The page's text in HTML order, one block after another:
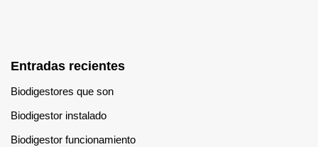
Entradas recientes
Biodigestores que son
Biodigestor instalado
Biodigestor funcionamiento